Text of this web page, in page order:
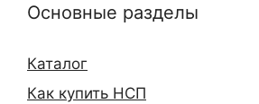
Основные разделы
Каталог
Как купить НСП